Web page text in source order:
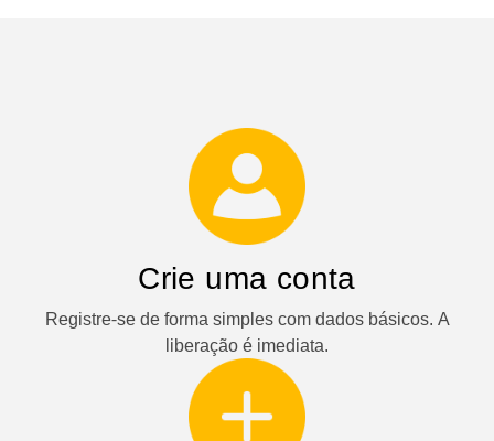
Crie uma conta
Registre-se de forma simples com dados básicos. A
liberação é imediata.